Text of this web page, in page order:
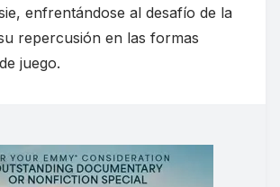
enfrentándose al desafío de la
repercusión en las formas
juego.